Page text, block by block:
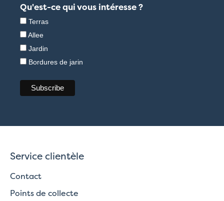
Qu'est-ce qui vous intéresse ?
Terras
Allee
Jardin
Bordures de jarin
Service clientèle
Contact
Points de collecte